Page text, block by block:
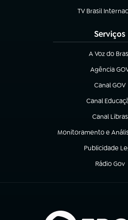
TV Brasil
(abre em nova
Serviços
A Voz do
(abre em
Agência
(abre em
Canal GOV
(abre em
Canal
(abre em nova
Canal Libras
(abre em
Monitoramento e
(abre em nova aba)
Publicidade
(abre em nova
Rádio Gov
(abre em